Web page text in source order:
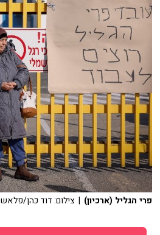
פרי הגליל (ארכיון) | צילום: דוד כהן/פלאש90